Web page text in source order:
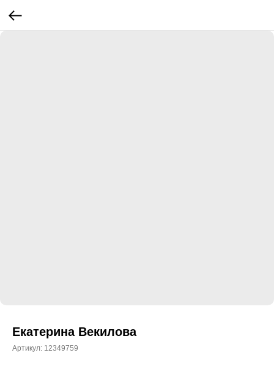
Екатерина Векилова
Артикул: 12349759